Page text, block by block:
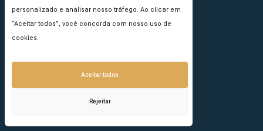
personalizado e analisar nosso tráfego. Ao clicar em
“Aceitar todos”, você concorda com nosso uso de
cookies.
Aceitar todos
Rejeitar